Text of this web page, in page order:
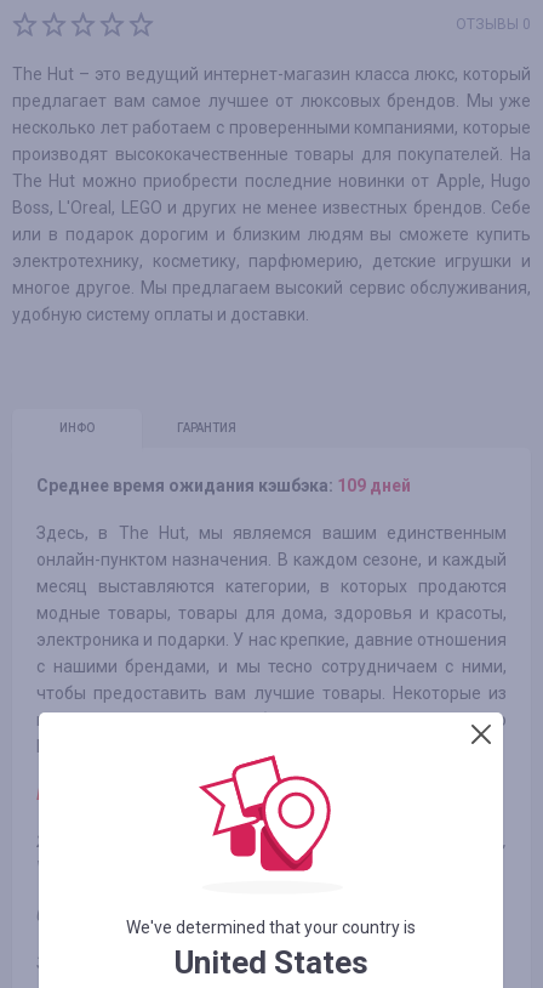
ОТЗЫВЫ 0
The Hut – это ведущий интернет-магазин класса люкс, который
предлагает вам самое лучшее от люксовых брендов. Мы уже
несколько лет работаем с проверенными компаниями, которые
производят высококачественные товары для покупателей. На
The Hut можно приобрести последние новинки от Apple, Hugo
Boss, L'Oreal, LEGO и других не менее известных брендов. Себе
или в подарок дорогим и близким людям вы сможете купить
электротехнику, косметику, парфюмерию, детские игрушки и
многое другое. Мы предлагаем высокий сервис обслуживания,
удобную систему оплаты и доставки.
ИНФО ГАРАНТИЯ
Среднее время ожидания кэшбэка: 109 дней
Здесь, в The Hut, мы являемся вашим единственным
онлайн-пунктом назначения. В каждом сезоне, и каждый
месяц выставляются категории, в которых продаются
модные товары, товары для дома, здоровья и красоты,
электроника и подарки. У нас крепкие, давние отношения
с нашими брендами, и мы тесно сотрудничаем с ними,
чтобы предоставить вам лучшие товары. Некоторые из
наших самых популярных брендов это Le Creuset, Hugo
Виплата по категориям:
2,4% Basket, Homeware, Gifts, Health, New Customer, Toys,
Vitamins,
0,4% Consoles, Default, DVD, Games, Technology,
3,2% Entertainment -- Voucher -- Bodycare, Clothing
We've determined that your country is
United States